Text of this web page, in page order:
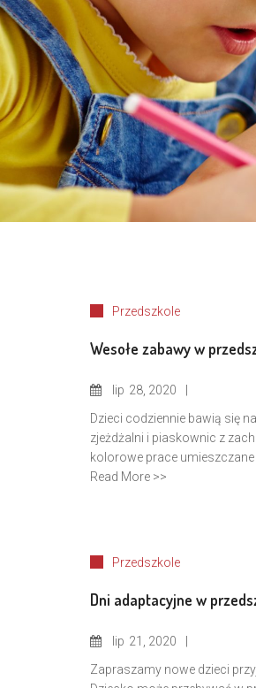
Przedszkole
Wesołe zabawy w
lip 28, 2020
Dzieci codziennie bawią się
zjeżdżalni i piaskownic z
kolorowe prace
Read More >>
Przedszkole
Dni adaptacyjne w
lip 21, 2020
Zapraszamy nowe dzieci